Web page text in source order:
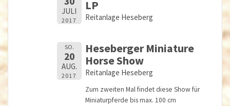
JULI
2017
LP
Reitanlage Heseberg
SO.
20
AUG.
2017
Heseberger Miniature
Horse Show
Reitanlage Heseberg
Zum zweiten Mal findet diese Show für
Miniaturpferde bis max. 100 cm